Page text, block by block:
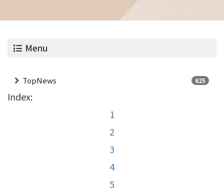
Menu
TopNews 625
Index:
1
2
3
4
5